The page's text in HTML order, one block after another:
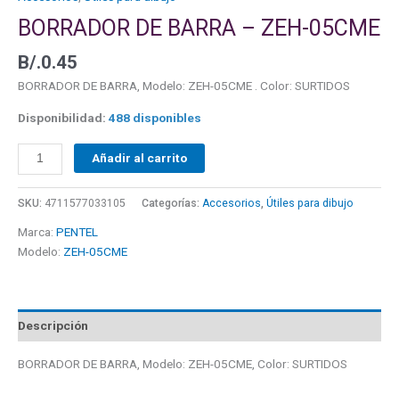
BORRADOR DE BARRA – ZEH-05CME
B/.0.45
BORRADOR DE BARRA, Modelo: ZEH-05CME . Color: SURTIDOS
Disponibilidad: 488 disponibles
Añadir al carrito
SKU: 4711577033105 Categorías: Accesorios Útiles para dibujo
Marca: PENTEL
Modelo: ZEH-05CME
Descripción
BORRADOR DE BARRA, Modelo: ZEH-05CME, Color: SURTIDOS